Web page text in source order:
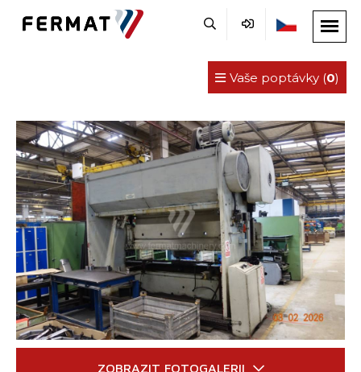
Vaše poptávky (0)